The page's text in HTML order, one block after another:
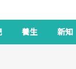
養生 新知